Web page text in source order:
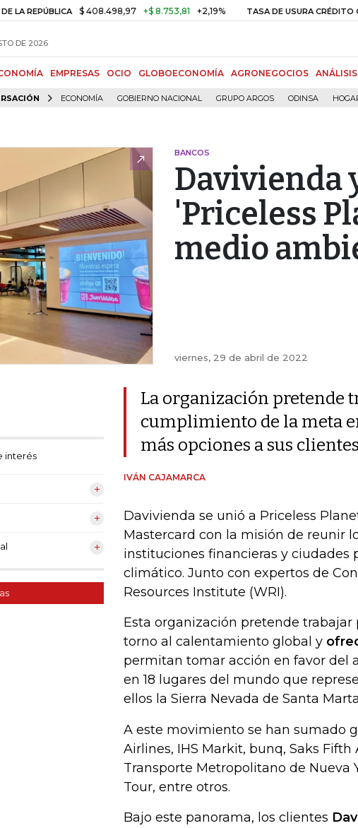
$ 408.498,97 +$ 8.753,81 +2,19% TASA DE USURA CRÉDITO
DE 2026
EMPRESAS OCIO GLOBOECONOMÍA AGRONEGOCIOS ANÁLISIS
ECONOMÍA GOBIERNO NACIONAL GRUPO ARGOS ODINSA
BANCOS
Davivienda
'Priceless
medio
viernes, 29 de abril de 2022
interés
La organización pretende
cumplimiento de la meta
más opciones a sus clientes
IVÁN CAJAMARCA
Davivienda se unió a Priceless
Mastercard con la misión de reunir
instituciones financieras y ciudades
climático. Junto con expertos de
Resources Institute (WRI).
Esta organización pretende
torno al calentamiento global y
permitan tomar acción en favor del
en 18 lugares del mundo que
ellos la Sierra Nevada de Santa
A este movimiento se han sumado
Airlines, IHS Markit, bunq, Saks
Transporte Metropolitano de Nueva
Tour, entre otros.
Bajo este panorama, los clientes